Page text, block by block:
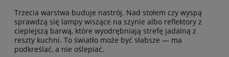
Trzecia warstwa buduje nastrój. Nad stołem czy wyspą
sprawdzą się lampy wiszące na szynie albo reflektory z
cieplejszą barwą, które wyodrębniają strefę jadalną z
reszty kuchni. To światło może być słabsze — ma
podkreślać, a nie oślepiać.